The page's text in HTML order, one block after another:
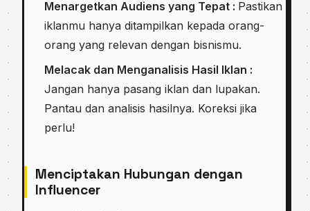
Menargetkan Audiens yang Tepat : Pastikan
iklanmu hanya ditampilkan kepada orang-
orang yang relevan dengan bisnismu.
Melacak dan Menganalisis Hasil Iklan :
Jangan hanya pasang iklan dan lupakan.
Pantau dan analisis hasilnya. Koreksi jika
perlu!
Menciptakan Hubungan dengan
Influencer